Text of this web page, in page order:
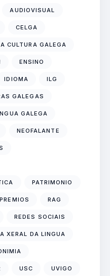
AUDIOVISUAL
CELGA
CULTURA GALEGA
ENSINO
IDIOMA ILG
GALEGAS
GALEGA
NEOFALANTE
PATRIMONIO
PREMIOS RAG
REDES SOCIAIS
XERAL DA LINGUA
USC UVIGO